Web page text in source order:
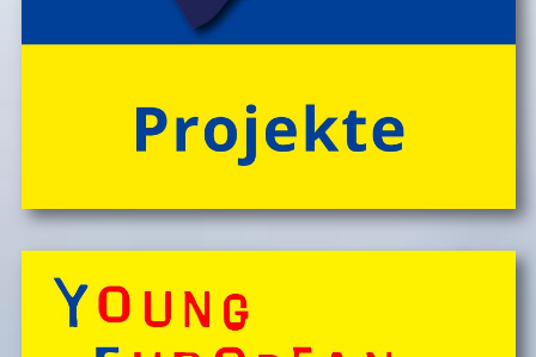
'CateringInsel' frisch zubereiteten, kĂśstlichen Bio-
Mahlzeiten!
Spontan anfragen,